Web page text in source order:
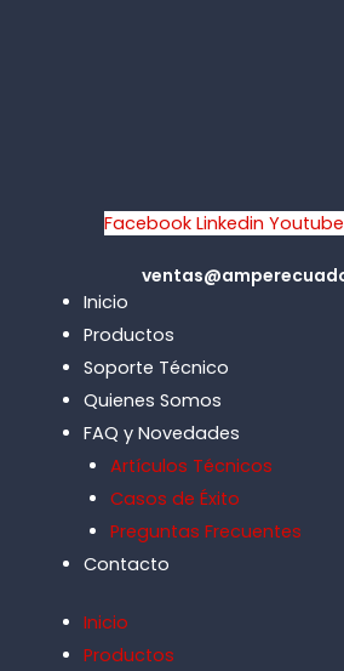
Facebook Linkedin Youtube
Inicio
Productos
Soporte Técnico
Quienes Somos
FAQ y Novedades
Artículos Técnicos
Casos de Éxito
Preguntas Frecuentes
Contacto
Inicio
Productos